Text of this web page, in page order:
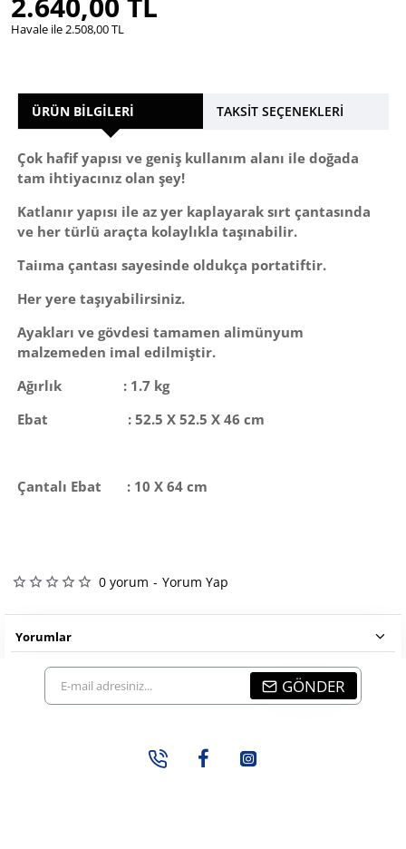
0 yorum - Yorum Yap
Havale ile 2.508,00 TL
ÜRÜN BILGILERI TAKSIT SEÇENEKLERI
Çok hafif yapısı ve geniş kullanım alanı ile doğada
tam ihtiyacınız olan şey!
Katlanır yapısı ile az yer kaplayarak sırt çantasında
ve her türlü araçta kolaylıkla taşınabilir.
Taiıma çantası sayesinde oldukça portatiftir.
Her yere taşıyabilirsiniz.
Ayakları ve gövdesi tamamen alimünyum
malzemeden imal edilmiştir.
Ağırlık : 1.7 kg
Ebat : 52.5 X 52.5 X 46 cm
Çantalı Ebat : 10 X 64 cm
Yorumlar
E-
mail
GÖNDER